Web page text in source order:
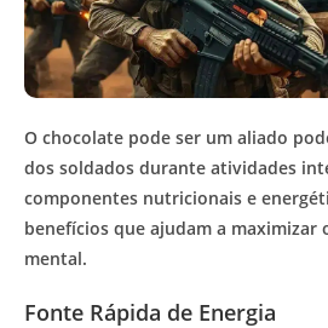
O chocolate pode ser um aliado
dos soldados durante atividades
componentes nutricionais e
benefícios que ajudam a maximizar
mental.
Fonte Rápida de Energia